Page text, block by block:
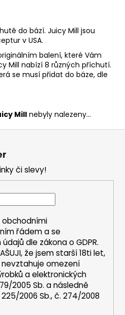
do bází. Juicy Mill jsou
v USA.
balení, které Vám
Mill nabízí 8 různých příchutí.
se musí přidat do báze, dle
Mill nebyly nalezeny...
či slevy!
obchodními
řádem a se
dle zákona oGDPR.
že jsem starší 18ti let,
omezení
a elektronických
2005 Sb. a následně
2006 Sb., č. 274/2008